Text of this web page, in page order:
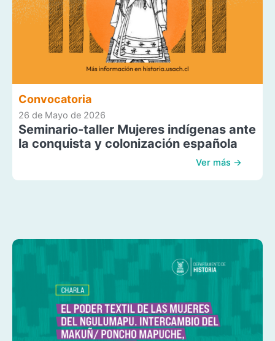
Convocatoria
26 de Mayo de 2026
Seminario-taller Mujeres indígenas ante
la conquista y colonización española
Ver más →